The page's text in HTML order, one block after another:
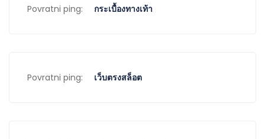
Povratni ping: กระเบื้องทางเท้า
Povratni ping: เว็บตรงสล็อต